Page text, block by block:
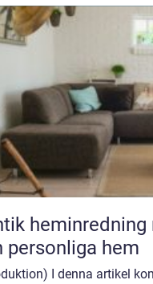
nordisk känsla för varma
personliga hem
I denna artikel